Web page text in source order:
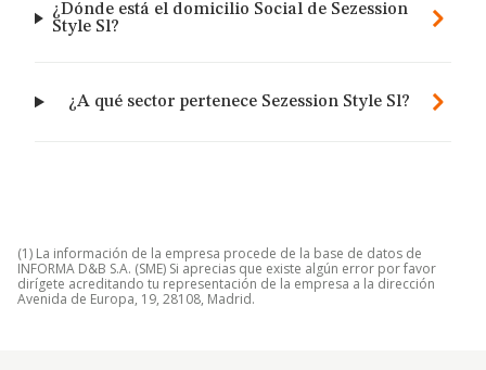
¿Dónde está el domicilio Social de Sezession
Style Sl?
¿A qué sector pertenece Sezession Style Sl?
(1) La información de la empresa procede de la base de datos de
INFORMA D&B S.A. (SME) Si aprecias que existe algún error por favor
dirígete acreditando tu representación de la empresa a la dirección
Avenida de Europa, 19, 28108, Madrid.